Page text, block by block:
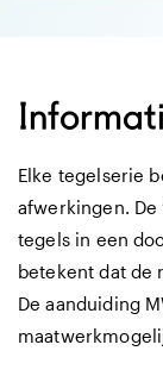
Elke tegelserie
afwerkingen. De
tegels in een
betekent dat de
De aanduiding